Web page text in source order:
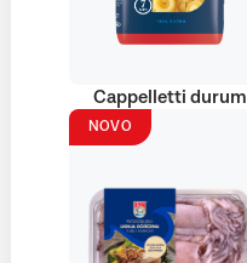
Cappelletti durum
NOVO